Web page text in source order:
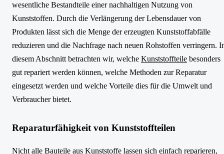
wesentliche Bestandteile einer nachhaltigen Nutzung von
Kunststoffen. Durch die Verlängerung der Lebensdauer von
Produkten lässt sich die Menge der erzeugten Kunststoffabfälle
reduzieren und die Nachfrage nach neuen Rohstoffen verringern.
diesem Abschnitt betrachten wir, welche Kunststoffteile besonders
gut repariert werden können, welche Methoden zur Reparatur
eingesetzt werden und welche Vorteile dies für die Umwelt und
Verbraucher bietet.
Reparaturfähigkeit von Kunststoffteilen
Nicht alle Bauteile aus Kunststoffe lassen sich einfach reparieren,